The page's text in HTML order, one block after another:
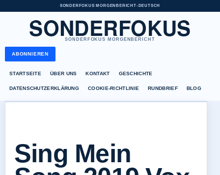
SONDERFOKUS MORGENBERICHT• DEUTSCH
SONDERFOKUS
SONDERFOKUS MORGENBERICHT
ABONNIEREN
STARTSEITE ÜBER UNS KONTAKT GESCHICHTE
DATENSCHUTZERKLÄRUNG COOKIE-RICHTLINIE RUNDBRIEF BLOG
Sing Mein